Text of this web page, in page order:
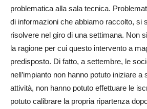
problematica alla sala tecnica.
di informazioni che abbiamo raccolto, si
risolvere nel giro di una settimana. Non
la ragione per cui questo intervento a
predisposto. Di fatto, a settembre, le
nell’impianto non hanno potuto iniziare a
attività, non hanno potuto effettuare le
potuto calibrare la propria ripartenza